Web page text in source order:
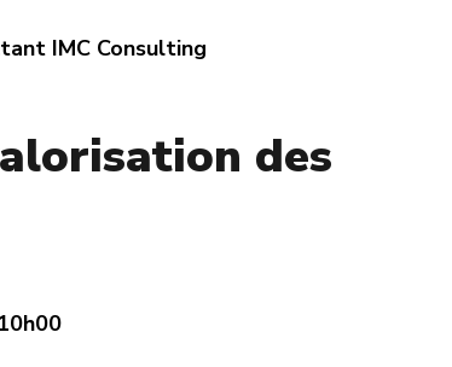
IMC Consulting
des